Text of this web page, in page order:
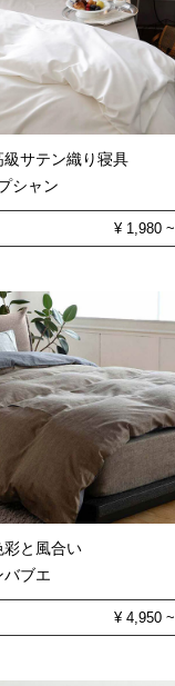
サテン織り寝具
シャン
¥ 1,980~
彩と風合い
バブエ
¥ 4,950~